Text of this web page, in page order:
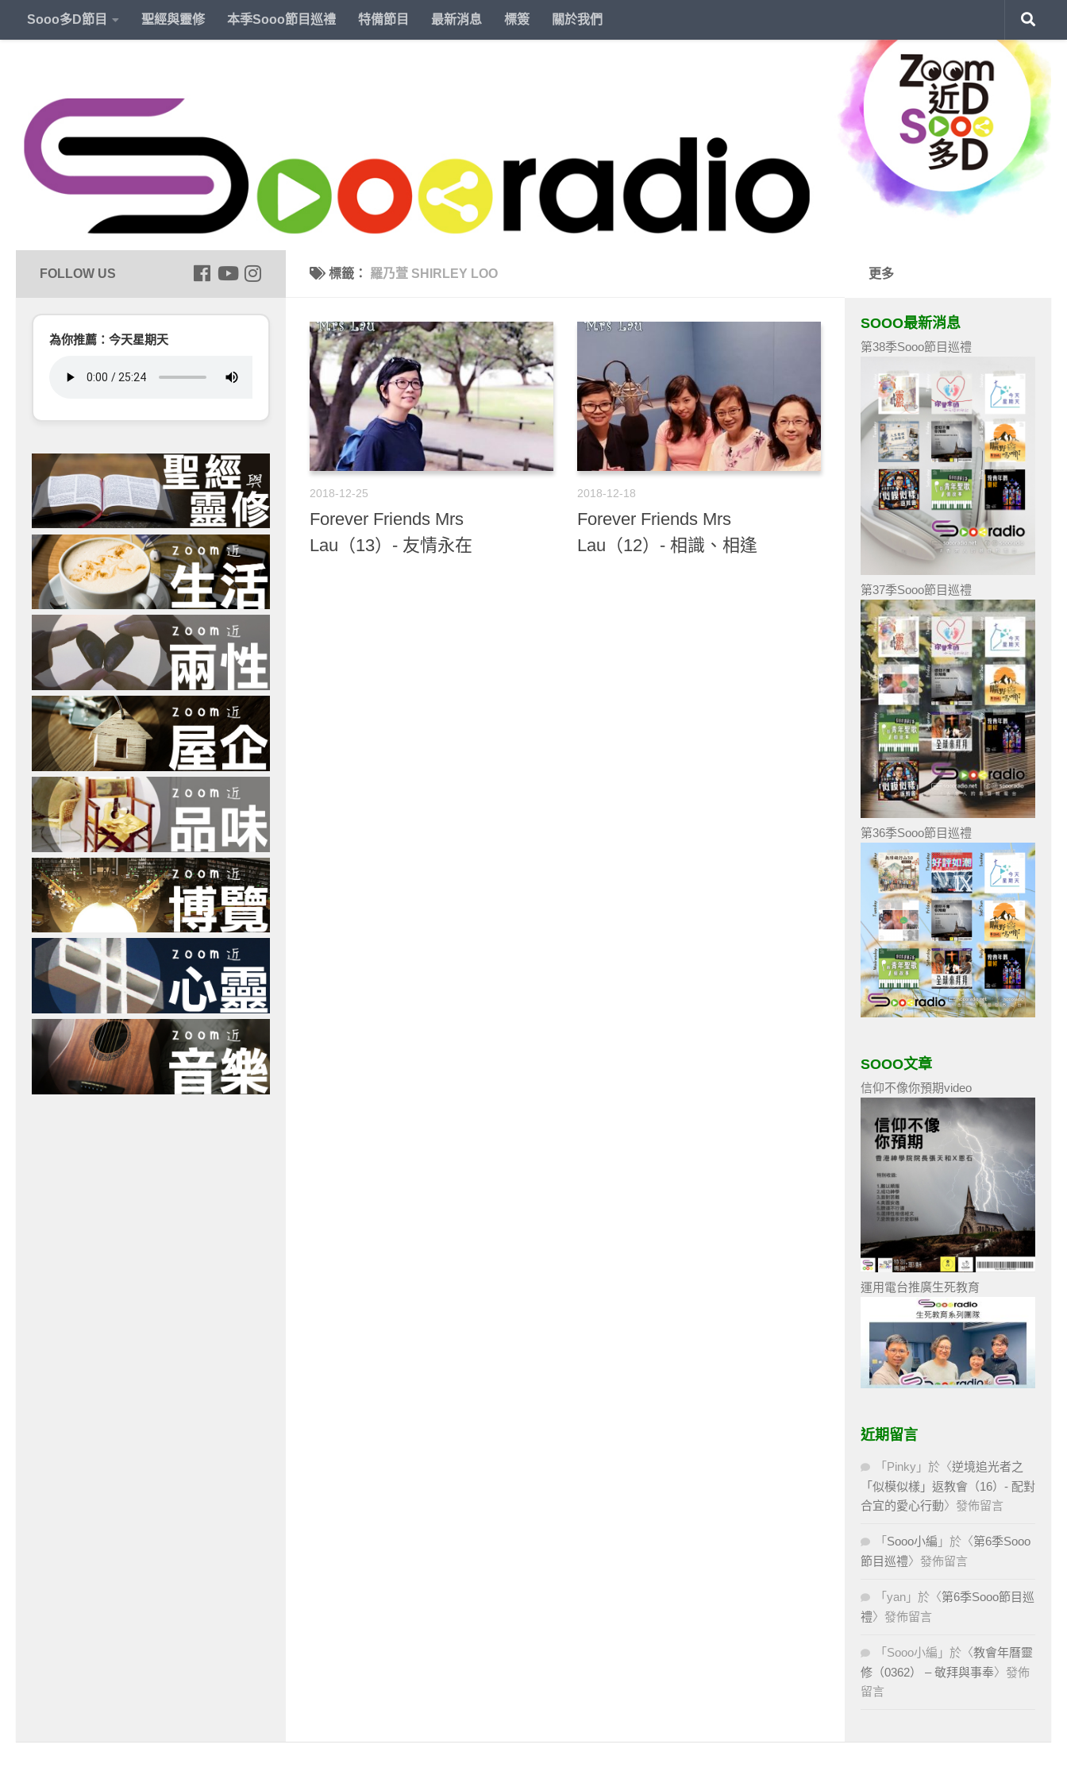
Sooo多D節目 聖經與靈修 本季Sooo節目巡禮 特備節目 最新消息 標簽 關於我們
標籤： 羅乃萱 SHIRLEY LOO
2018-12-25
Forever Friends Mrs
Lau（13）- 友情永在
2018-12-18
Forever Friends Mrs
Lau（12）- 相識、相逢
為你推薦：今天星期天
更多
SOOO最新消息
第38季Sooo節目巡禮
第37季Sooo節目巡禮
第36季Sooo節目巡禮
SOOO文章
信仰不像你預期video
運用電台推廣生死教育
近期留言
「 Pinky 」於〈逆境追光者之
「似模似樣」返教會（16）- 配對
合宜的愛心行動〉發佈留言
「 Sooo小編 」於〈第6季Sooo
節目巡禮〉發佈留言
「 yan 」於〈第6季Sooo節目巡
禮〉發佈留言
「 Sooo小編 」於〈教會年曆靈
修（0362） – 敬拜與事奉〉發佈
留言